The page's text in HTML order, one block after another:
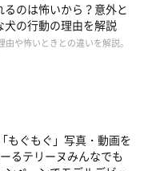
ため、水を長く飲み続
を止めますが、犬には
のは怖いから？意外と
犬の行動の理由を解説
由や怖いときとの違いを解説。
もぐもぐ」写真・動画を
るテリーヌみんなでも